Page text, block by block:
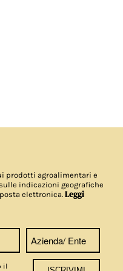
prodotti agroalimentari e
indicazioni geografiche
elettronica.Leggi
il